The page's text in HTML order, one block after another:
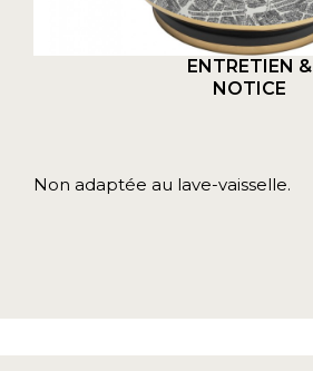
ENTRETIEN &
NOTICE
Non adaptée au lave-vaisselle.